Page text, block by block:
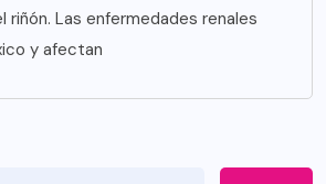
riñón. Las enfermedades renales
y afectan